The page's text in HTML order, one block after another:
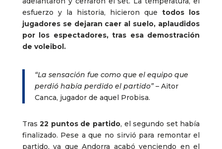
esfuerzo y la historia, hicieron que todos los
jugadores se dejaran caer al suelo, aplaudidos
por los espectadores, tras esa demostración
de voleibol.
“La sensación fue como que el equipo que
perdió había perdido el partido”– Aitor
Canca, jugador de aquel Probisa.
Tras 22 puntos de partido, el segundo set había
finalizado. Pese a que no sirvió para remontar el
partido, ya que Andorra acabó venciendo en el